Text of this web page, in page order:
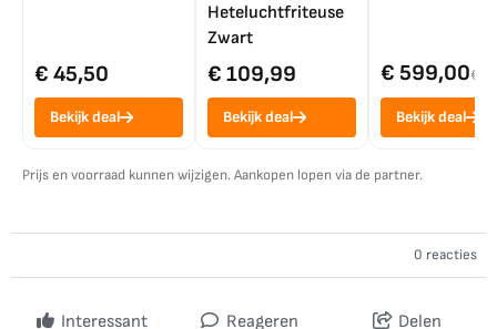
€ 45,50
Bekijk deal
Heteluchtfriteuse
Zwart
€ 109,99
Bekijk deal
€ 599,00€
Bekijk deal
Prijs en voorraad kunnen wijzigen. Aankopen lopen via de partner.
0 reacties
Interessant Reageren Delen